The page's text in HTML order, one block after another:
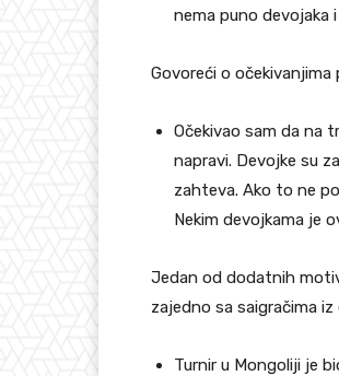
nema puno devojaka
Govoreći o očekivanjima
Očekivao sam da na
napravi. Devojke su
zahteva. Ako to ne
Nekim devojkama je
Jedan od dodatnih
zajedno sa saigračima iz
Turnir u Mongoliji je